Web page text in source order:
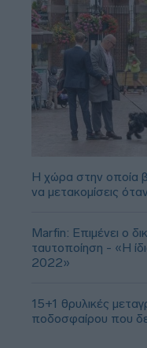
Η χώρα στην οποία
να μετακομίσεις
Marfin: Επιμένει ο
ταυτοποίηση - «Η
2022»
15+1 θρυλικές
ποδοσφαίρου που